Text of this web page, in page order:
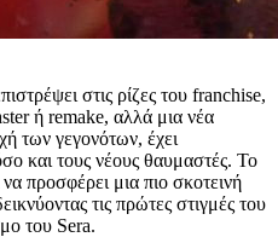
στις ρίζες του franchise,
ή remake, αλλά μια νέα
των γεγονότων, έχει
και τους νέους θαυμαστές. Το
προσφέρει μια πιο σκοτεινή
τις πρώτες στιγμές του
του Sera.